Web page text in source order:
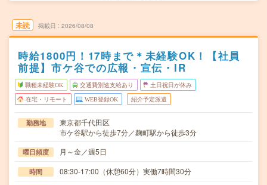
未読 掲載日 2026/08/08
時給1800円！17時まで＊未経験OK！【社員
前提】市ケ谷での広報・宣伝・IR
職種未経験OK 交通費別途支給あり 土日祝日が休み
在宅・リモート WEB登録OK 紹介予定派遣
勤務地
東京都千代田区
市ケ谷駅から徒歩7分／麹町駅から徒歩3分
曜日頻度 月～金／週5日
時間 08:30-17:00（休憩60分）実働7時間30分